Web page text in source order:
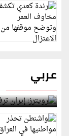
عربي
رويترز: إيران
لمضيق هرمز